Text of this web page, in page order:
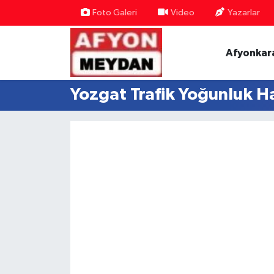
Foto Galeri Video Yazarlar
Yozgat Trafik Yoğunluk
Nöbetçi Eczaneler
Hava Durumu
Trafik Durumu